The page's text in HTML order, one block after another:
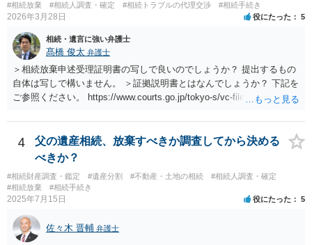
#相続放棄 #相続人調査・確定 #相続トラブルの代理交渉 #相続手続き
2026年3月28日 役にたった 5
相続・遺言に強い弁護士
髙橋 俊太 弁護士
＞相続放棄申述受理証明書の写しで良いのでしょうか？ 提出するもの
自体は写しで構いません。 ＞証拠説明書とはなんでしょうか？ 下記を
ご参照ください。 https://www.courts.go.jp/tokyo-s/vc-files/tokyo-s/file/
4
父の遺産相続、放棄すべきか調査してから決める
べきか？
#相続財産調査・鑑定 #遺産分割 #不動産・土地の相続
#相続人調査・確定
#相続放棄
#相続手続き
2025年7月15日 役にたった 5
佐々木 晋輔 弁護士